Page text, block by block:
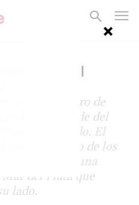
del
Divisadero de
en la tarde del
General Guido. El
central de uno de los
daños en una
del Plata que
lado.